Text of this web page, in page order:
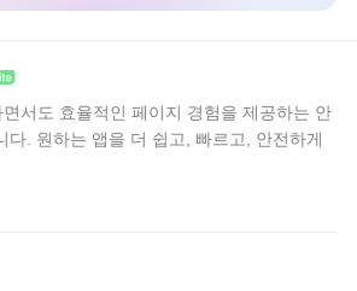
서도 효율적인 페이지 경험을 제공하는 안
다. 원하는 앱을 더 쉽고, 빠르고, 안전하게